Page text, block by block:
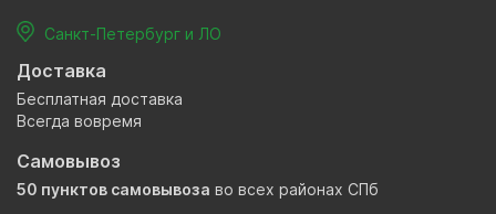
Санкт-Петербург и ЛО
Доставка
Бесплатная доставка
Всегда вовремя
Самовывоз
50 пунктов самовывоза во всех районах СПб